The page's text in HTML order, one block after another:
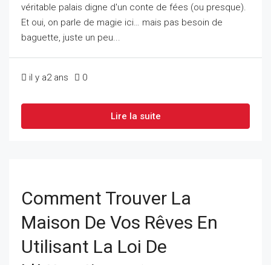
véritable palais digne d'un conte de fées (ou presque).
Et oui, on parle de magie ici… mais pas besoin de
baguette, juste un peu...
il y a2 ans 0
Lire la suite
Comment Trouver La
Maison De Vos Rêves En
Utilisant La Loi De